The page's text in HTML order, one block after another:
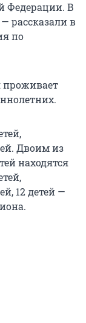
Федерации. В
рассказали в
по
проживает
Двоим из
находятся
12 детей —